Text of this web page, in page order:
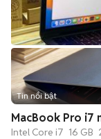
Tin nổi bật
MacBook Pro i7
Intel Core i7 16 GB